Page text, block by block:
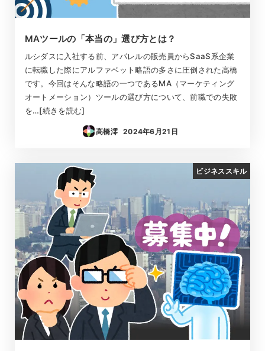
MAツールの「本当の」選び方とは？
ルシダスに入社する前、アパレルの販売員からSaaS系企業
に転職した際にアルファベット略語の多さに圧倒された高橋
です。今回はそんな略語の一つであるMA（マーケティング
オートメーション）ツールの選び方について、前職での失敗
を…[続きを読む]
高橋澪
投稿日
2024年6月21日
ビジネススキル